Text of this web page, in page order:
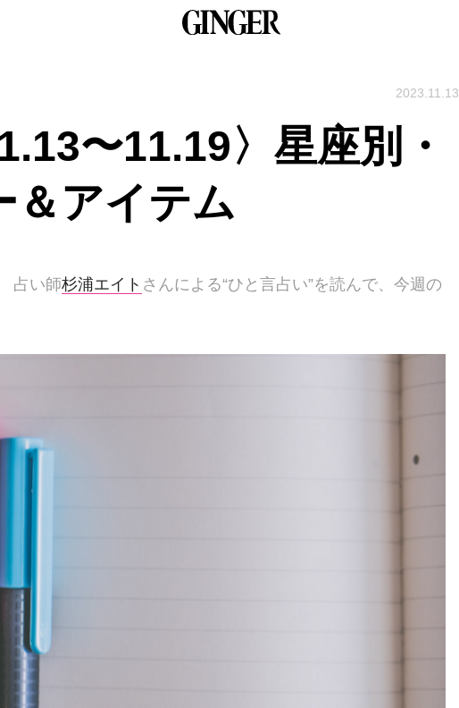
2023.11.13
〜11.19〉星座別・
＆アイテム
占い師杉浦エイト さんによる“ひと言占い”を読んで、今週の